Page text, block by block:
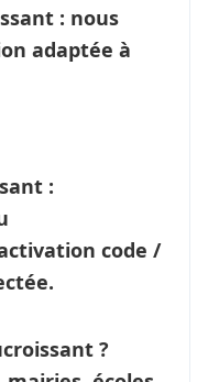
: nous
adaptée à
:
code /
?